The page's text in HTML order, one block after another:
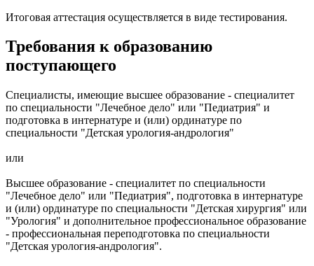
Итоговая аттестация осуществляется в виде тестирования.
Требования к образованию
поступающего
Специалисты, имеющие высшее образование - специалитет
по специальности "Лечебное дело" или "Педиатрия" и
подготовка в интернатуре и (или) ординатуре по
специальности "Детская урология-андрология"
или
Высшее образование - специалитет по специальности
"Лечебное дело" или "Педиатрия", подготовка в интернатуре
и (или) ординатуре по специальности "Детская хирургия" или
"Урология" и дополнительное профессиональное образование
- профессиональная переподготовка по специальности
"Детская урология-андрология".